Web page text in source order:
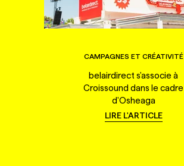
CAMPAGNES ET CRÉATIVITÉ
belairdirect s'associe à
Croissound dans le cadre
d'Osheaga
LIRE L'ARTICLE